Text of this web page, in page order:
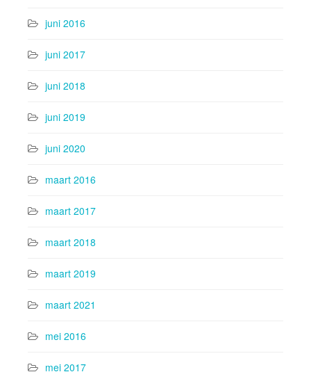
juni 2016
juni 2017
juni 2018
juni 2019
juni 2020
maart 2016
maart 2017
maart 2018
maart 2019
maart 2021
mei 2016
mei 2017